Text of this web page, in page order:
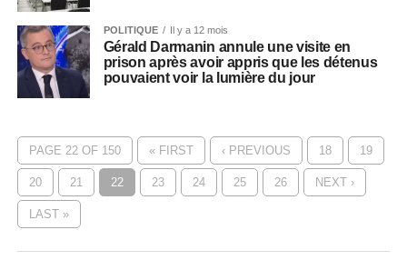
POLITIQUE Il y a 12 mois
Gérald Darmanin annule une visite en
prison après avoir appris que les détenus
pouvaient voir la lumière du jour
PAGE 22 OF 150 « FIRST ‹ PREVIOUS 18 19
20 21 22 23 24 25 26 NEXT ›
LAST »